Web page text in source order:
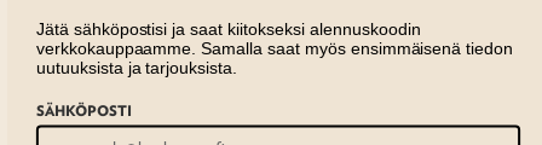
AJANKOHTAISTA
Jätä sähköpostisi ja saat kiitokseksi alennuskoodin
verkkokauppaamme. Samalla saat myös ensimmäisenä tiedon
uutuuksista ja tarjouksista.
SÄHKÖPOSTI